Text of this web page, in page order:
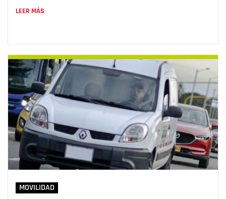
LEER MÁS
MOVILIDAD